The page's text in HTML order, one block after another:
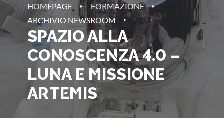
HOMEPAGE ‣ FORMAZIONE ‣
ARCHIVIO NEWSROOM ‣
SPAZIO ALLA
CONOSCENZA 4.0 –
LUNA E MISSIONE
ARTEMIS